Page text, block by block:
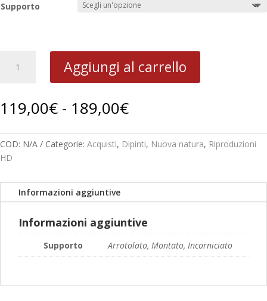
Supporto
Ambiente
quantità
Aggiungi al carrello
119,00€ - 189,00€Fascia
di
prezzo:
da
189,00€
COD: N/A Categorie: Acquisti, Dipinti, Nuova natura, Riproduzioni
HD
Informazioni aggiuntive
Informazioni aggiuntive
Supporto Arrotolato, Montato, Incorniciato